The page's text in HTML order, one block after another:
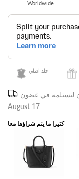
جلد اصلي
August 17
كثيرا ما يتم شراؤها معا